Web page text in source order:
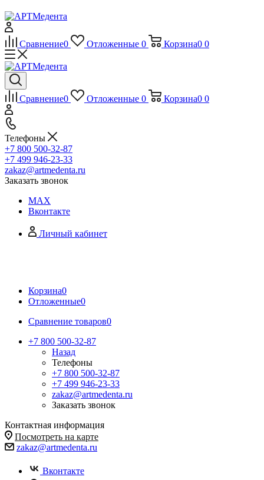
Сравнение0 Отложенные 0 Корзина0 0
Сравнение0 Отложенные 0 Корзина0 0
Телефоны
+7 800 500-32-87
+7 499 946-23-33
zakaz@artmedenta.ru
Заказать звонок
MAX
Вконтакте
Личный кабинет
Корзина0
Отложенные0
Сравнение товаров0
+7 800 500-32-87
Назад
Телефоны
+7 800 500-32-87
+7 499 946-23-33
zakaz@artmedenta.ru
Заказать звонок
Контактная информация
Посмотреть на карте
zakaz@artmedenta.ru
Вконтакте